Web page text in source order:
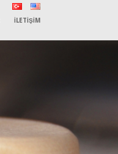
İLETİŞİM